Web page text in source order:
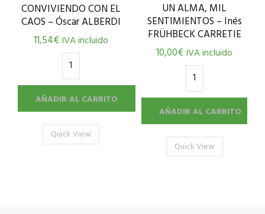
CONVIVIENDO CON EL
CAOS – Óscar ALBERDI
11,54€ IVA incluido
AÑADIR AL CARRITO
Quick View
UN ALMA, MIL
SENTIMIENTOS – Inés
FRÜHBECK CARRETIE
10,00€IVA incluido
AÑADIR AL CARRITO
Quick View